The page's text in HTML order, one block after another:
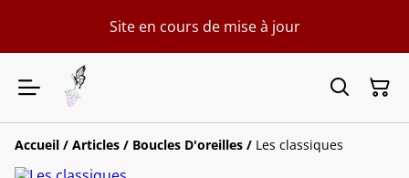
Site en cours de mise à jour
Accueil / Articles / Boucles D'oreilles / Les classiques